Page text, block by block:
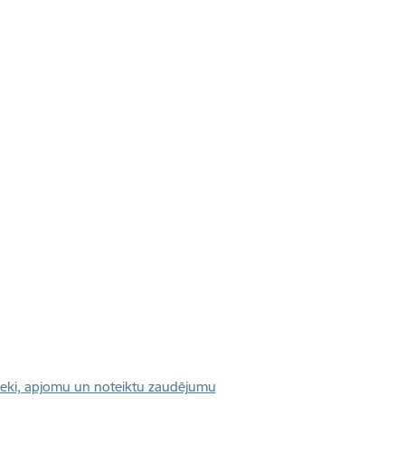
apjomu un noteiktu zaudējumu